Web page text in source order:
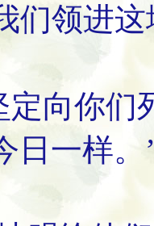
们领进
定向你们
日一样